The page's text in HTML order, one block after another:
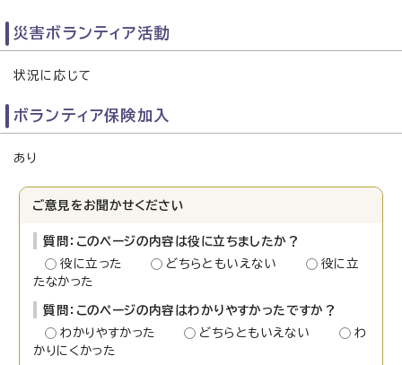
災害ボランティア活動
状況に応じて
ボランティア保険加入
あり
ご意見をお聞かせください
質問：このページの内容は役に立ちましたか？
役に立った
どちらともいえない
役に立
たなかった
質問：このページの内容はわかりやすかったですか？
わかりやすかった
どちらともいえない
わ
かりにくかった